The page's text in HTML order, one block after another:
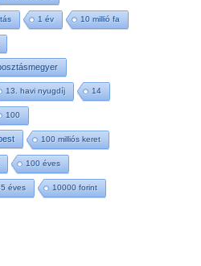
1 év 10 millió fa
13. havi nyugdíj 14
100
100 milliós keret
100 éves
éves 10000 forint